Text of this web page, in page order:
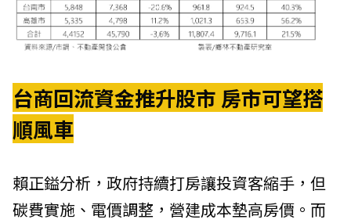
台商回流資金推升股市 房市可望搭
順風車
賴正鎰分析，政府持續打房讓投資客縮手，但
碳費實施、電價調整，營建成本墊高房價。而